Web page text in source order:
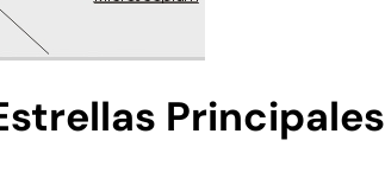
Principales